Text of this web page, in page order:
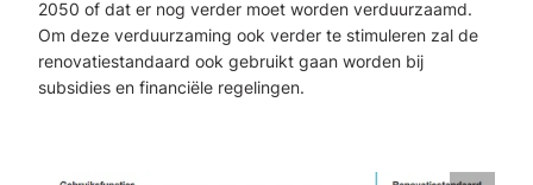
2050 of dat er nog verder moet worden verduurzaamd.
Om deze verduurzaming ook verder te stimuleren zal de
renovatiestandaard ook gebruikt gaan worden bij
subsidies en financiële regelingen.